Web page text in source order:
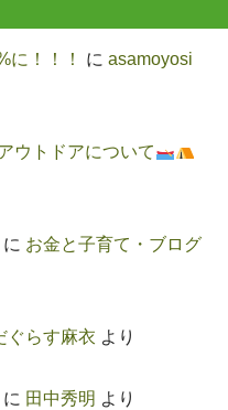
に！！！ に asamoyosi
ウトドアについて
に お金と子育て・ブログ
ぐらす麻衣 より
に 田中秀明 より